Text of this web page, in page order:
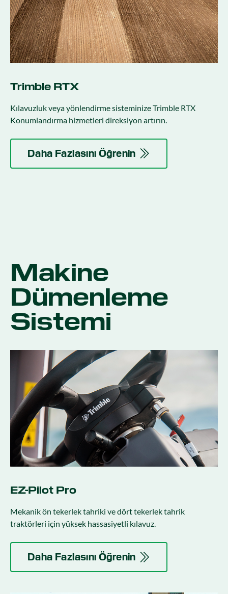
Trimble RTX
Kılavuzluk veya yönlendirme sisteminize Trimble RTX
Konumlandırma hizmetleri direksiyon artırın.
Daha Fazlasını Öğrenin
Makine
Dümenleme
Sistemi
EZ-Pilot Pro
Mekanik ön tekerlek tahriki ve dört tekerlek tahrik
traktörleri için yüksek hassasiyetli kılavuz.
Daha Fazlasını Öğrenin